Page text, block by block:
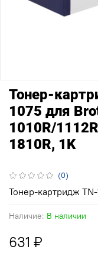
(0)
Наличие: В наличии
Тонер-
1075 для
1010R/
1810R, 1K
631 ₽
Тонер-картридж